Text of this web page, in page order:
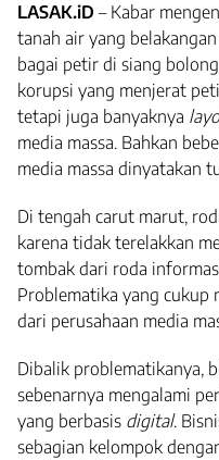
LASAK.iD – Kabar
tanah air yang
bagai petir di siang
korupsi yang menjerat
tetapi juga banyaknya
media massa. Bahkan
media massa dinyatakan
Di tengah carut marut,
karena tidak terelakkan
tombak dari roda
Problematika yang cukup
dari perusahaan media
Dibalik problematikanya,
sebenarnya mengalami
yang berbasis digital.
sebagian kelompok